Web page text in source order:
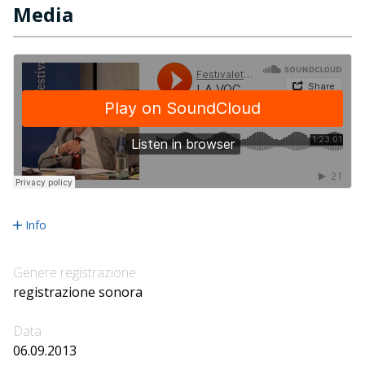
Media
Info
Genere registrazione
registrazione sonora
Data
06.09.2013